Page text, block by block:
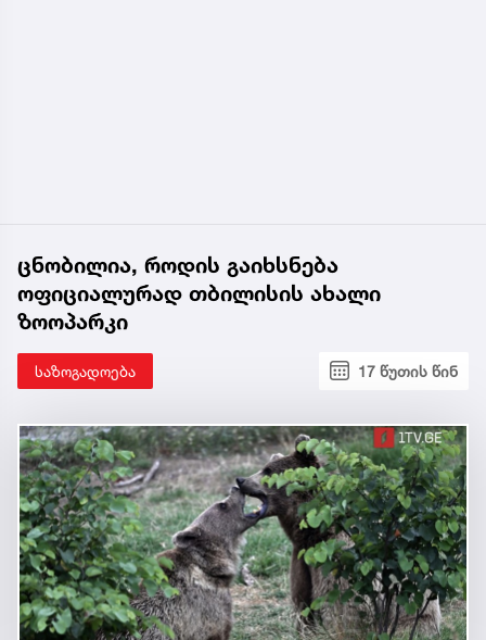
ცნობილია, როდის გაიხსნება
ოფიციალურად თბილისის ახალი
ზოოპარკი
საზოგადოება 17 წუთის წინ